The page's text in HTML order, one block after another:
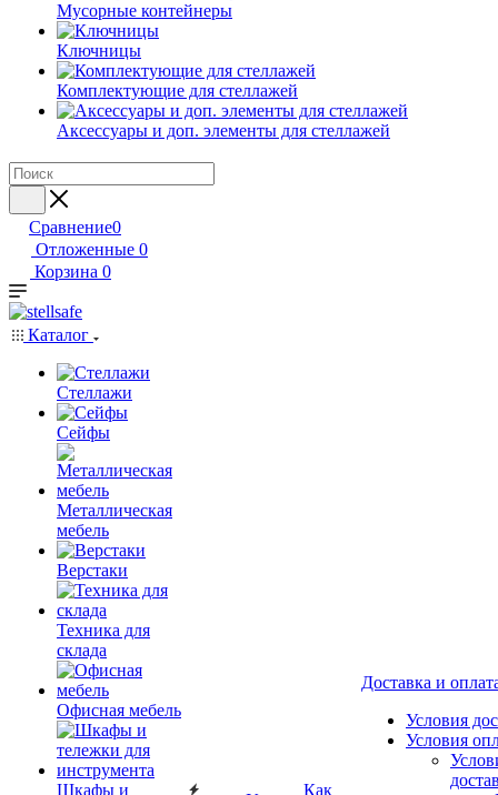
Мусорные контейнеры
Ключницы
Комплектующие для стеллажей
Аксессуары и доп. элементы для стеллажей
Сравнение0
Отложенные 0
Корзина 0
Каталог
Стеллажи
Сейфы
Металлическая
мебель
Верстаки
Техника для
склада
Офисная мебель
Шкафы и
Как
Доставка и
Условия
Условия